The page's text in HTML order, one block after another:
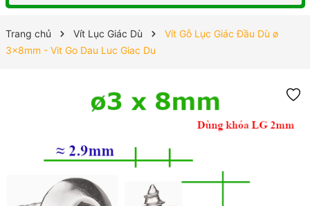
Trang chủ Vít Lục Giác Dù
Vít Gỗ Lục Giác Đầu Dù ø
3x8mm - Vit Go Dau Luc Giac Du